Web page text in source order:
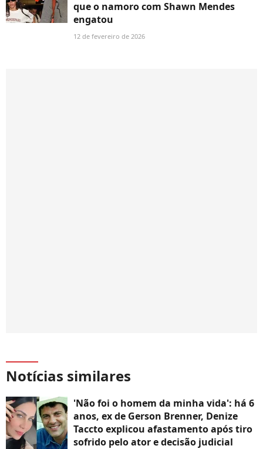
que o namoro com Shawn Mendes
engatou
12 de fevereiro de 2026
Notícias similares
'Não foi o homem da minha vida': há 6
anos, ex de Gerson Brenner, Denize
Taccto explicou afastamento após tiro
sofrido pelo ator e decisão judicial